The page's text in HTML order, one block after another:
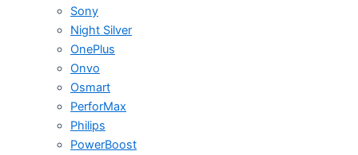
Sony
Night Silver
OnePlus
Onvo
Osmart
PerforMax
Philips
PowerBoost